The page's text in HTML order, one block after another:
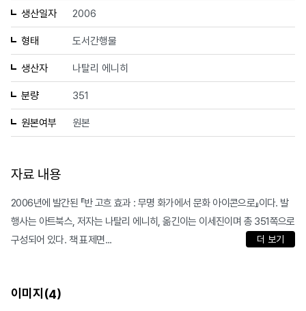
생산일자 2006
형태 도서간행물
생산자 나탈리 에니히
분량 351
원본여부 원본
자료 내용
2006년에 발간된 『반 고흐 효과 : 무명 화가에서 문화 아이콘으로』이다. 발
행사는 아트북스, 저자는 나탈리 에니히, 옮긴이는 이세진이며 총 351쪽으로
구성되어 있다. 책 표제면...
더 보기
이미지(4)